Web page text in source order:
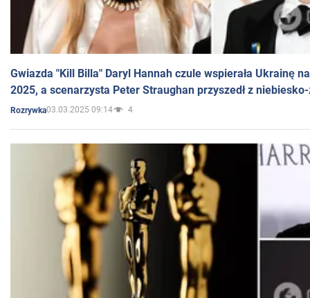
Gwiazda "Kill Billa" Daryl Hannah czule wspierała Ukrainę
2025, a scenarzysta Peter Straughan przyszedł z
Rozrywka03.03.2025 09:14 4